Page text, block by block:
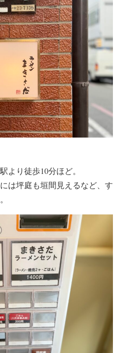
より徒歩10分ほど。
は坪庭も垣間見えるなど、す